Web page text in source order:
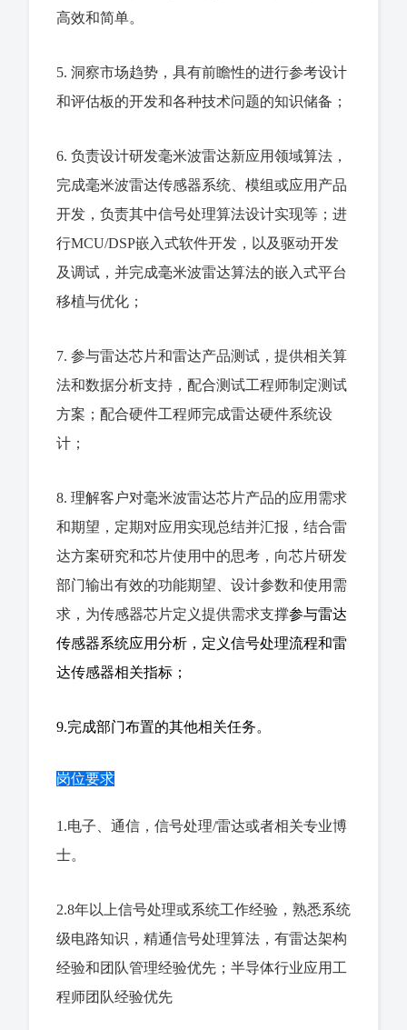
高效和简单。
5. 洞察市场趋势，具有前瞻性的进行参考设计
和评估板的开发和各种技术问题的知识储备；
6. 负责设计研发毫米波雷达新应用领域算法，
完成毫米波雷达传感器系统、模组或应用产品
开发，负责其中信号处理算法设计实现等；进
行MCU/DSP嵌入式软件开发，以及驱动开发
及调试，并完成毫米波雷达算法的嵌入式平台
移植与优化；
7. 参与雷达芯片和雷达产品测试，提供相关算
法和数据分析支持，配合测试工程师制定测试
方案；配合硬件工程师完成雷达硬件系统设
计；
8. 理解客户对毫米波雷达芯片产品的应用需求
和期望，定期对应用实现总结并汇报，结合雷
达方案研究和芯片使用中的思考，向芯片研发
部门输出有效的功能期望、设计参数和使用需
求，为传感器芯片定义提供需求支撑参与雷达
传感器系统应用分析，定义信号处理流程和雷
达传感器相关指标；
9.完成部门布置的其他相关任务。
岗位要求
1.电子、通信，信号处理/雷达或者相关专业博
士。
2.8年以上信号处理或系统工作经验，熟悉系统
级电路知识，精通信号处理算法，有雷达架构
经验和团队管理经验优先； 半导体行业应用工
程师团队经验优先